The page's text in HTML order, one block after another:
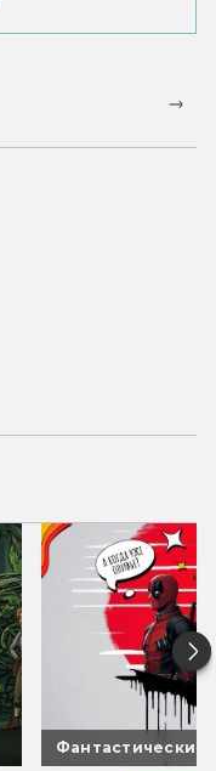
Фантастические